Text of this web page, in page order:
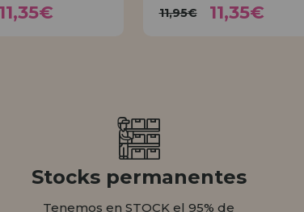
11,35€ 11,95€ 11,35€
Stocks permanentes
Tenemos en STOCK el 95% de